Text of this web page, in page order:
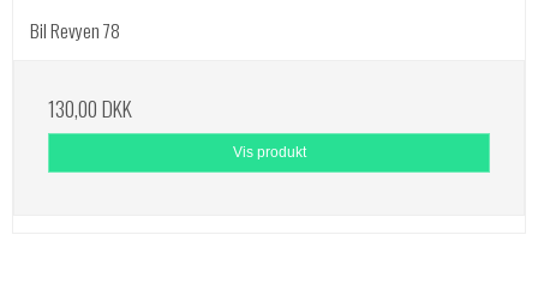
Bil Revyen 78
130,00 DKK
Vis produkt